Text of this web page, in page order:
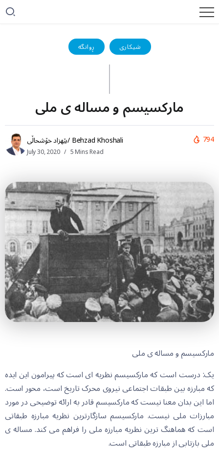
ڕوانگە شیکاری
مارکسیسم و مساله ی ملی
بێهزاد خۆشحاڵی/ Behzad Khoshali
July 30, 2020 5 Mins Read
794
مارکسیسم و مساله ی ملی
یک: درست است که مارکسیسم نظریه ای است که پیرامون این ایده
که مبارزه بین طبقات اجتماعی نیروی محرک تاریخ است، محور است.
اما این بدان معنا نیست که مارکسیسم قادر به ارائه توضیحی در مورد
مبارزات ملی نیست. مارکسیسم سازگارترین نظریه مبارزه طبقاتی
است که هماهنگ ترین نظریه مبارزه ملی را فراهم می کند. مساله ی
ملی بازتابی از مبارزه طبقاتی است.